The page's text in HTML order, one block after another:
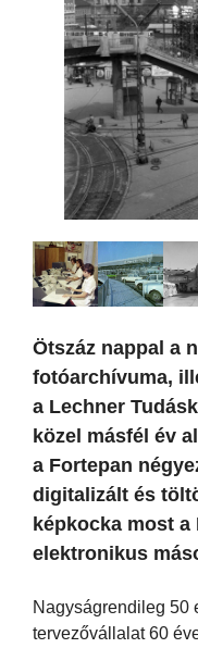
Ötszáz nappal a
fotóarchívuma,
a Lechner
közel másfél év
a Fortepan
digitalizált és
képkocka most
elektronikus
Nagyságrendileg 50
tervezővállalat 60